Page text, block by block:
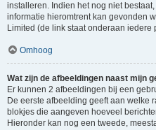
installeren. Indien het nog niet
informatie hieromtrent kan gevonden
Limited (de link staat onderaan iedere
Omhoog
Wat zijn de afbeeldingen naast mijn
Er kunnen 2 afbeeldingen bij een
De eerste afbeelding geeft aan welke
blokjes die aangeven hoeveel
Hieronder kan nog een tweede,